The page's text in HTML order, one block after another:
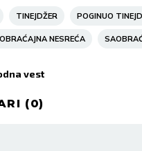
TINEJDŽER POGINUO
NESREĆA
vest
(0)